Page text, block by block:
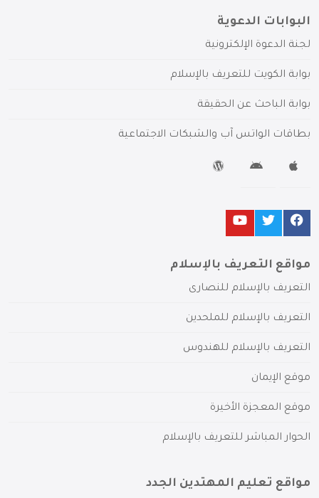
البوابات الدعوية
لجنة الدعوة الإلكترونية
بوابة الكويت للتعريف بالإسلام
بوابة الباحث عن الحقيقة
بطاقات الواتس آب والشبكات الاجتماعية
مواقع التعريف بالإسلام
التعريف بالإسلام للنصارى
التعريف بالإسلام للملحدين
التعريف بالإسلام للهندوس
موقع الإيمان
موقع المعجزة الأخيرة
الحوار المباشر للتعريف بالإسلام
مواقع تعليم المهتدين الجدد